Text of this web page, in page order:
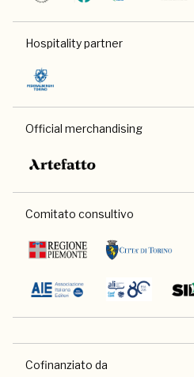
Hospitality partner
Official merchandising
Comitato consultivo
Cofinanziato da